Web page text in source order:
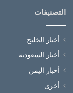
التصنيفات
أخبار الخليج
أخبار السعودية
أخبار اليمن
أخرى